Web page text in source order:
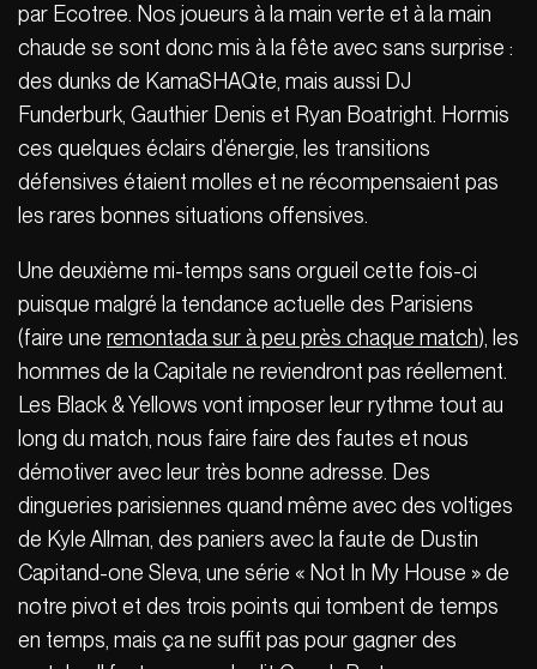
par Ecotree. Nos joueurs à la main verte et à la main
chaude se sont donc mis à la fête avec sans surprise :
des dunks de KamaSHAQte, mais aussi DJ
Funderburk, Gauthier Denis et Ryan Boatright. Hormis
ces quelques éclairs d’énergie, les transitions
défensives étaient molles et ne récompensaient pas
les rares bonnes situations offensives.
Une deuxième mi-temps sans orgueil cette fois-ci
puisque malgré la tendance actuelle des Parisiens
(faire une remontada sur à peu près chaque match), les
hommes de la Capitale ne reviendront pas réellement.
Les Black & Yellows vont imposer leur rythme tout au
long du match, nous faire faire des fautes et nous
démotiver avec leur très bonne adresse. Des
dingueries parisiennes quand même avec des voltiges
de Kyle Allman, des paniers avec la faute de Dustin
Capitand-one Sleva, une série « Not In My House » de
notre pivot et des trois points qui tombent de temps
en temps, mais ça ne suffit pas pour gagner des